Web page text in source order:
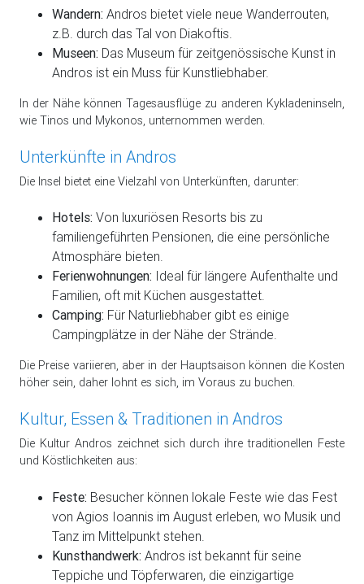
Wandern: Andros bietet viele neue Wanderrouten,
z.B. durch das Tal von Diakoftis.
Museen: Das Museum für zeitgenössische Kunst in
Andros ist ein Muss für Kunstliebhaber.
In der Nähe können Tagesausflüge zu anderen Kykladeninseln,
wie Tinos und Mykonos, unternommen werden.
Unterkünfte in Andros
Die Insel bietet eine Vielzahl von Unterkünften, darunter:
Hotels: Von luxuriösen Resorts bis zu
familiengeführten Pensionen, die eine persönliche
Atmosphäre bieten.
Ferienwohnungen: Ideal für längere Aufenthalte und
Familien, oft mit Küchen ausgestattet.
Camping: Für Naturliebhaber gibt es einige
Campingplätze in der Nähe der Strände.
Die Preise variieren, aber in der Hauptsaison können die Kosten
höher sein, daher lohnt es sich, im Voraus zu buchen.
Kultur, Essen & Traditionen in Andros
Die Kultur Andros zeichnet sich durch ihre traditionellen Feste
und Köstlichkeiten aus:
Feste: Besucher können lokale Feste wie das Fest
von Agios Ioannis im August erleben, wo Musik und
Tanz im Mittelpunkt stehen.
Kunsthandwerk: Andros ist bekannt für seine
Teppiche und Töpferwaren, die einzigartige